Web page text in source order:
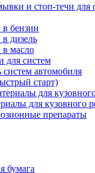
и стоп-течи для
бензин
дизель
масло
для систем
систем автомобиля
старт)
для кузовного
препараты
бумага